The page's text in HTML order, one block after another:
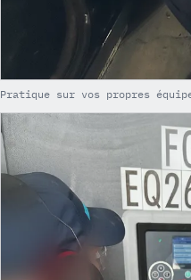
Pratique sur vos propres